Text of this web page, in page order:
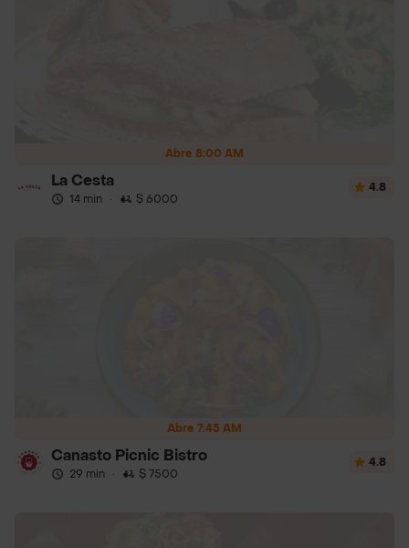
Abre 8:00 AM
La Cesta
14 min · $ 6000
4.8
Abre 7:45 AM
Canasto Picnic Bistro
29 min · $ 7500
4.8